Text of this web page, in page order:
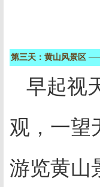
第三天：黄山风景区
早起视
观，一望
游览黄山